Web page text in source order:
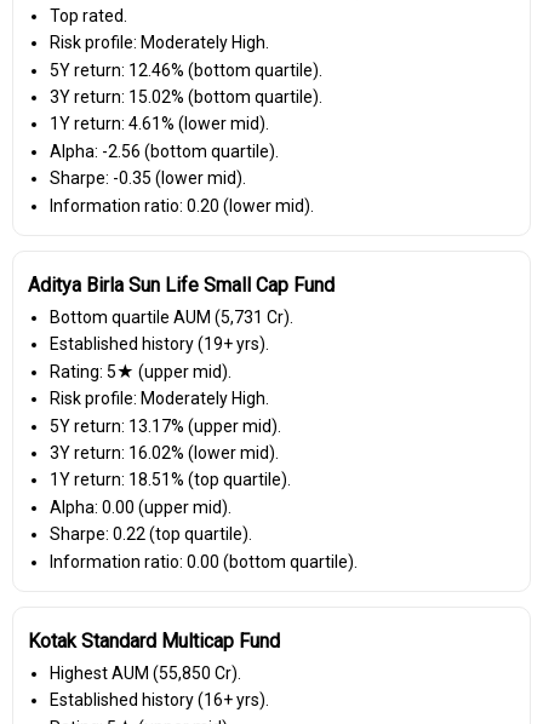
Top rated.
Risk profile: Moderately High.
5Y return: 12.46% (bottom quartile).
3Y return: 15.02% (bottom quartile).
1Y return: 4.61% (lower mid).
Alpha: -2.56 (bottom quartile).
Sharpe: -0.35 (lower mid).
Information ratio: 0.20 (lower mid).
Aditya Birla Sun Life Small Cap Fund
Bottom quartile AUM (₹5,731 Cr).
Established history (19+ yrs).
Rating: 5★ (upper mid).
Risk profile: Moderately High.
5Y return: 13.17% (upper mid).
3Y return: 16.02% (lower mid).
1Y return: 18.51% (top quartile).
Alpha: 0.00 (upper mid).
Sharpe: 0.22 (top quartile).
Information ratio: 0.00 (bottom quartile).
Kotak Standard Multicap Fund
Highest AUM (₹55,850 Cr).
Established history (16+ yrs).